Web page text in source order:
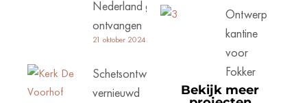
Nederland goed
ontvangen
21 oktober 2024
Schetsontwerp
vernieuwd
Ontwerp
kantine
voor
Fokker
Bekijk meer